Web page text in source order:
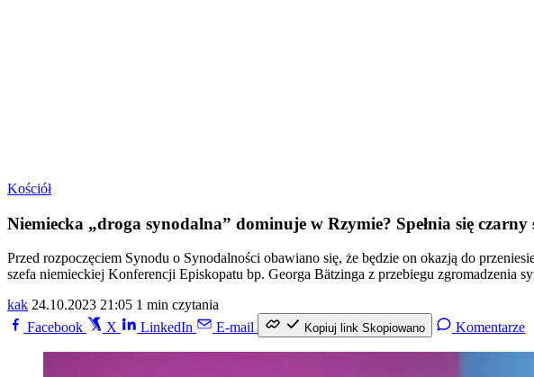
Kościół
Niemiecka „droga synodalna” dominuje w Rzymie? Spełnia się czarny
Przed rozpoczęciem Synodu o Synodalności obawiano się, że będzie on okazją do
szefa niemieckiej Konferencji Episkopatu bp. Georga Bätzinga z przebiegu zgromadzenia
kak 24.10.2023 21:05 1 min czytania
Facebook
X LinkedIn E-mail Kopiuj link Skopiowano Komentarze